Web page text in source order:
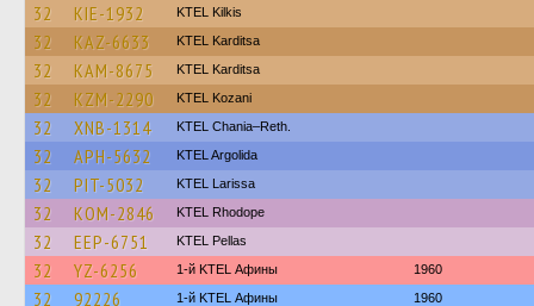
32 KIE-1932 KTEL Kilkis
32 KAZ-6633 ΚΤΕL Karditsa
32 KAM-8675 ΚΤΕL Karditsa
32 KZM-2290 ΚΤΕL Kozani
32 XNB-1314 KTEL Chania–Reth.
32 APH-5632 KTEL Argolida
32 PIT-5032 KTEL Larissa
32 KOM-2846 KTEL Rhodope
32 EEP-6751 KTEL Pellas
32 YZ-6256 1-й KTEL Афины 1960
32 92226 1-й KTEL Афины 1960